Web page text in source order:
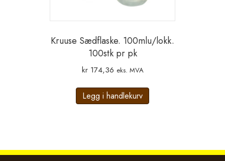
Kruuse Sædflaske. 100mlu/lokk.
100stk pr pk
kr174,36 eks. MVA
Legg i handlekurv